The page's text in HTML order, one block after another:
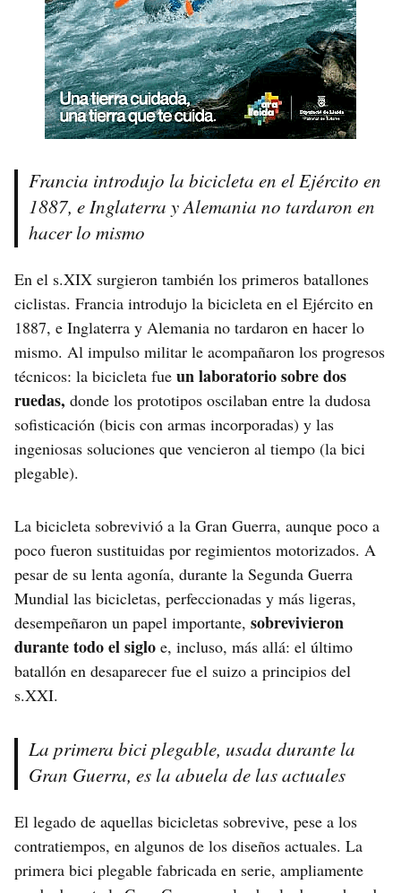
Francia introdujo la bicicleta en el Ejército en
1887, e Inglaterra y Alemania no tardaron en
hacer lo mismo
En el s.XIX surgieron también los primeros batallones
ciclistas. Francia introdujo la bicicleta en el Ejército en
1887, e Inglaterra y Alemania no tardaron en hacer lo
mismo. Al impulso militar le acompañaron los progresos
técnicos: la bicicleta fue un laboratorio sobre dos
ruedas, donde los prototipos oscilaban entre la dudosa
sofisticación (bicis con armas incorporadas) y las
ingeniosas soluciones que vencieron al tiempo (la bici
plegable).
La bicicleta sobrevivió a la Gran Guerra, aunque poco a
poco fueron sustituidas por regimientos motorizados. A
pesar de su lenta agonía, durante la Segunda Guerra
Mundial las bicicletas, perfeccionadas y más ligeras,
desempeñaron un papel importante, sobrevivieron
durante todo el siglo e, incluso, más allá: el último
batallón en desaparecer fue el suizo a principios del
s.XXI.
La primera bici plegable, usada durante la
Gran Guerra, es la abuela de las actuales
El legado de aquellas bicicletas sobrevive, pese a los
contratiempos, en algunos de los diseños actuales. La
primera bici plegable fabricada en serie, ampliamente